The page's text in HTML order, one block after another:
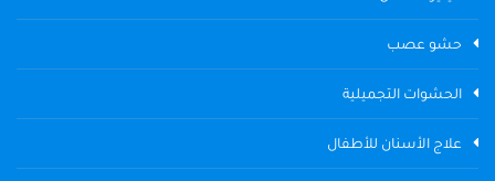
حشو عصب
الحشوات التجميلية
علاج الأسنان للأطفال